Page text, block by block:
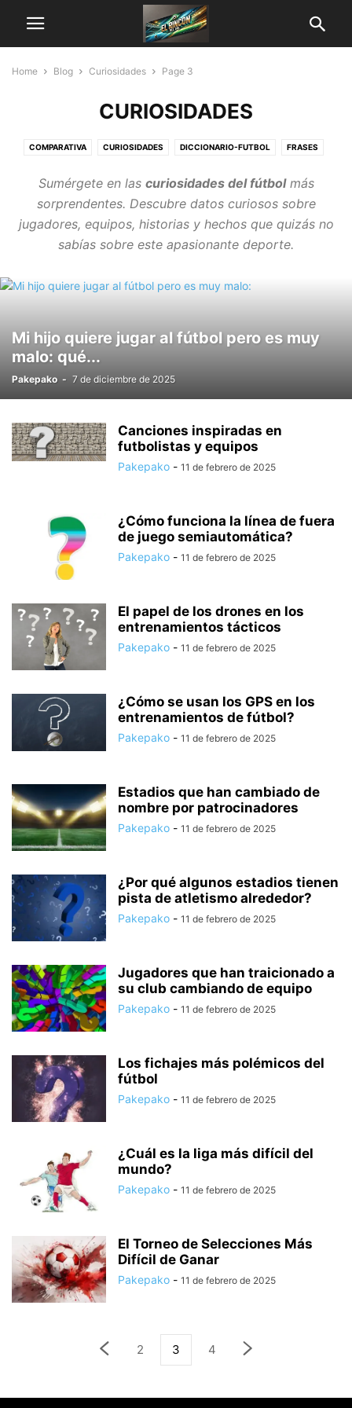
Home Blog Curiosidades Page 3
CURIOSIDADES
COMPARATIVA CURIOSIDADES DICCIONARIO-FUTBOL FRASES
Sumérgete en las curiosidades del fútbolmás
sorprendentes. Descubre datos curiosos sobre
jugadores, equipos, historias y hechos que quizás no
sabías sobre este apasionante deporte.
Mi hijo quiere jugar al fútbol pero es muy
malo: qué...
Pakepako - 7 de diciembre de 2025
Canciones inspiradas en
futbolistas y equipos
Pakepako - 11 de febrero de 2025
¿Cómo funciona la línea de fuera
de juego semiautomática?
Pakepako - 11 de febrero de 2025
El papel de los drones en los
entrenamientos tácticos
Pakepako - 11 de febrero de 2025
¿Cómo se usan los GPS en los
entrenamientos de fútbol?
Pakepako - 11 de febrero de 2025
Estadios que han cambiado de
nombre por patrocinadores
Pakepako - 11 de febrero de 2025
¿Por qué algunos estadios tienen
pista de atletismo alrededor?
Pakepako - 11 de febrero de 2025
Jugadores que han traicionado a
su club cambiando de equipo
Pakepako - 11 de febrero de 2025
Los fichajes más polémicos del
fútbol
Pakepako - 11 de febrero de 2025
¿Cuál es la liga más difícil del
mundo?
Pakepako - 11 de febrero de 2025
El Torneo de Selecciones Más
Difícil de Ganar
Pakepako - 11 de febrero de 2025
2 3 4